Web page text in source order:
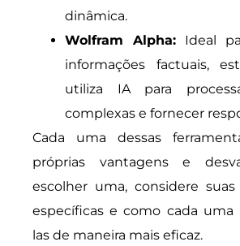
dinâmica.
Wolfram Alpha: Ideal
informações factuais,
utiliza IA para
complexas e fornecer
Cada uma dessas
próprias vantagens e
escolher uma, considere suas
específicas e como cada
las de maneira mais eficaz.